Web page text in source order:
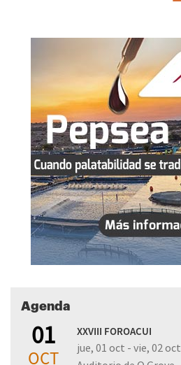
Agenda
01
OCT
XXVIII FOROACUI
jue, 01 oct - vie, 02 oct